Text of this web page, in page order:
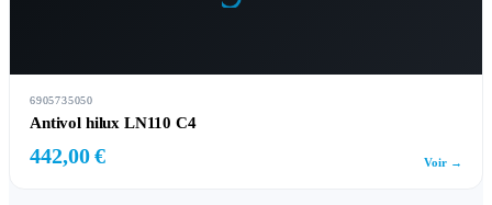
6905735050
Antivol hilux LN110 C4
442,00 € Voir →